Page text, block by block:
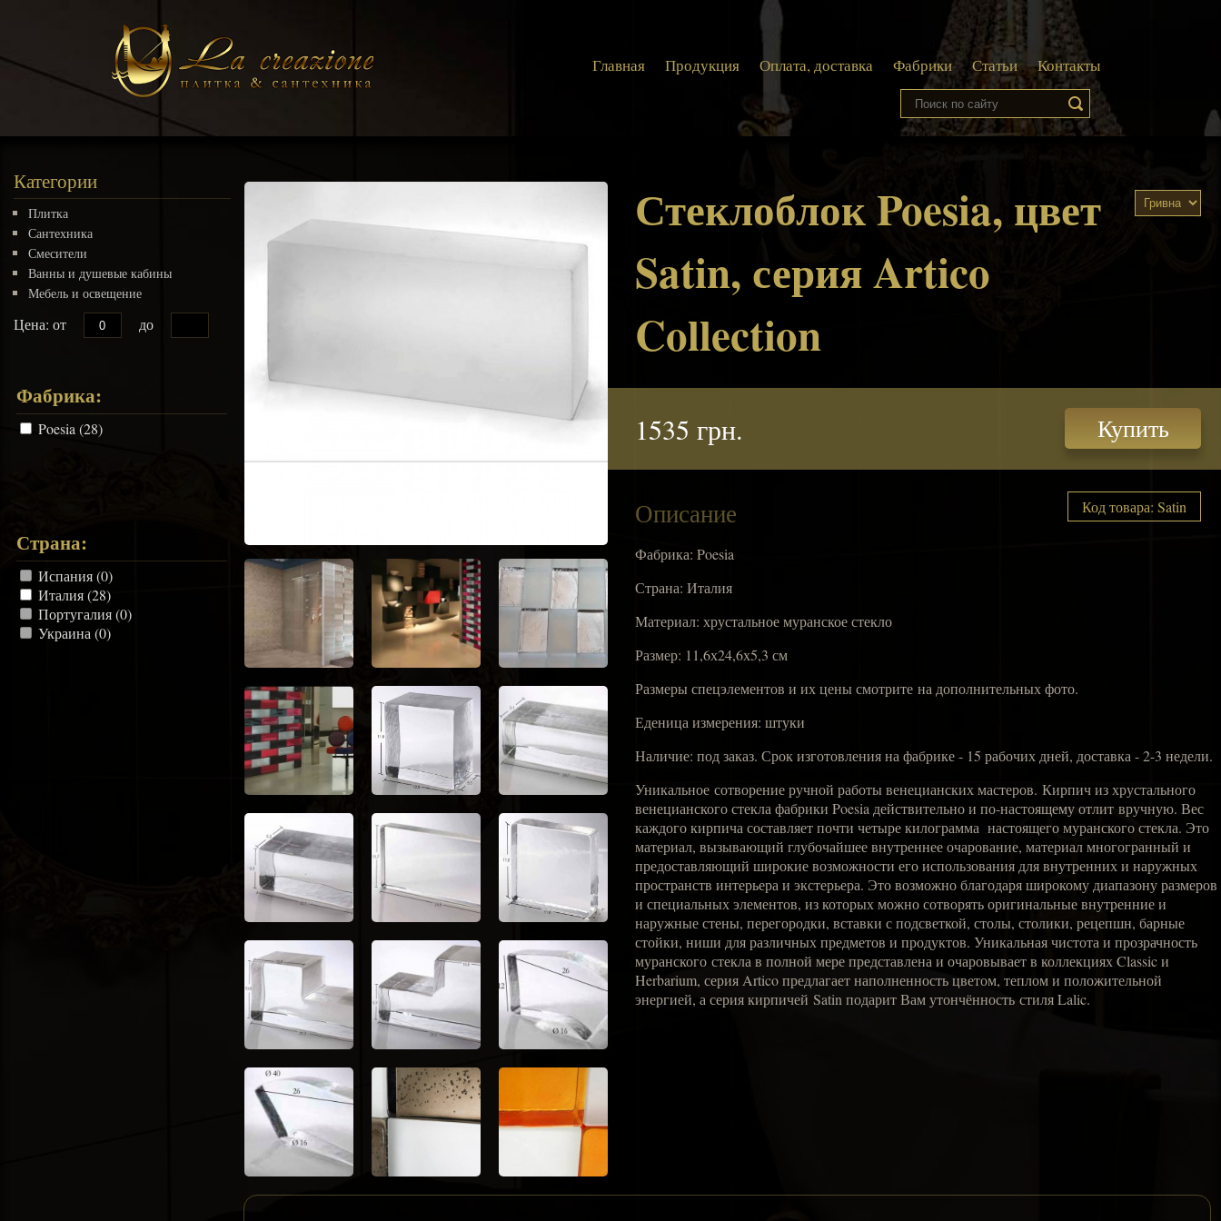
Главная Продукция Оплата, доставка Фабрики Статьи Контакты
Категории
Плитка
Сантехника
Смесители
Ванны и душевые кабины
Мебель и освещение
Цена: от до
Фабрика:
Poesia (28)
Страна:
Испания (0)
Италия (28)
Португалия (0)
Украина (0)
Стеклоблок Poesia, цвет
Satin, серия Artico
Collection
1535 грн. Купить
Описание Код товара: Satin
Фабрика: Poesia
Страна: Италия
Материал: хрустальное муранское стекло
Размер: 11,6х24,6х5,3 см
Размеры спецэлементов и их цены смотрите на дополнительных фото.
Еденица измерения: штуки
Наличие: под заказ. Срок изготовления на фабрике - 15 рабочих дней, доставка - 2-3 недели.
Уникальное сотворение ручной работы венецианских мастеров. Кирпич из хрустального
венецианского стекла фабрики Poesia действительно и по-настоящему отлит вручную. Вес
каждого кирпича составляет почти четыре килограмма настоящего муранского стекла. Это
материал, вызывающий глубочайшее внутреннее очарование, материал многогранный и
предоставляющий широкие возможности его использования для внутренних и наружных
пространств интерьера и экстерьера. Это возможно благодаря широкому диапазону размеров
и специальных элементов, из которых можно сотворять оригинальные внутренние и
наружные стены, перегородки, вставки с подсветкой, столы, столики, рецепшн, барные
стойки, ниши для различных предметов и продуктов. Уникальная чистота и прозрачность
муранского стекла в полной мере представлена и очаровывает в коллекциях Classic и
Herbarium, серия Artico предлагает наполненность цветом, теплом и положительной
энергией, а серия кирпичей Satin подарит Вам утончённость стиля Lalic.